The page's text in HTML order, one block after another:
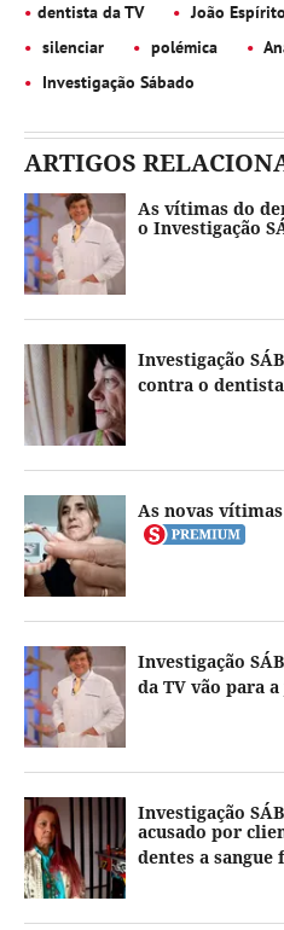
dentista da TV João
silenciar
polémica
Investigação Sábado
ARTIGOS
As vítimas do
o Investigação
Investigação
contra o
As novas
Investigação
da TV vão para
Investigação
acusado por
dentes a sangue